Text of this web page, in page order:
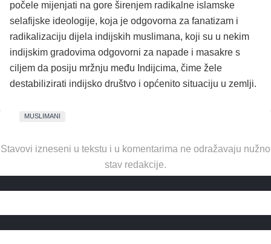
počele mijenjati na gore širenjem radikalne islamske
selafijske ideologije, koja je odgovorna za fanatizam i
radikalizaciju dijela indijskih muslimana, koji su u nekim
indijskim gradovima odgovorni za napade i masakre s
ciljem da posiju mržnju među Indijcima, čime žele
destabilizirati indijsko društvo i općenito situaciju u zemlji.
MUSLIMANI
Stavovi izneseni u tekstu i u komentarima ne odražavaju nužno
stav redakcije.